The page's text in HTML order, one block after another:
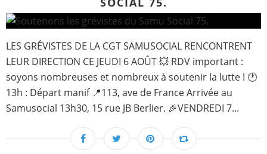
LES GRÉVISTES DE LA CGT SAMUSOCIAL RENCONTRENT
LEUR DIRECTION CE JEUDI 6 AOÛT 💥 RDV important :
soyons nombreuses et nombreux à soutenir la lutte ! 🕐
13h : Départ manif 📍113, ave de France Arrivée au
Samusocial 13h30, 15 rue JB Berlier. 🎉VENDREDI 7...